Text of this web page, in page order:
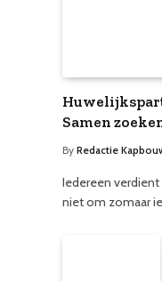
Samen
By Redactie
Iedereen
niet om zomaar